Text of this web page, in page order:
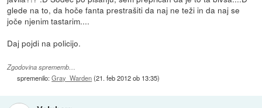
glede na to, da hoče fanta prestrašiti da naj ne teži in da naj se
joče njenim tastarim....
Daj pojdi na policijo.
Zgodovina sprememb…
spremenilo:Gray_Warden(21. feb 2012 ob 13:35)